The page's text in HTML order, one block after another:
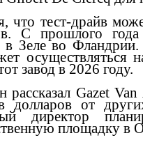
что тест-драйв
С прошлого года
в Зеле во
осуществляться
завод в 2026 году.
рассказал Gazet
долларов от
директор
площадку в